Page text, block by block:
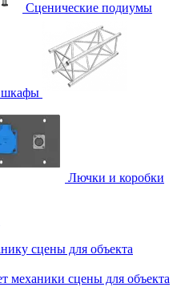
Сценические подиумы
шкафы
Лючки и коробки
сцены для объекта
механики сцены для объекта